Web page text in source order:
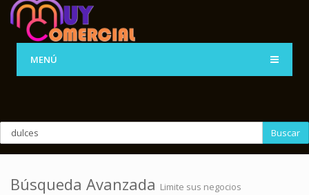
MENÚ
Buscar
Búsqueda Avanzada Limite sus negocios